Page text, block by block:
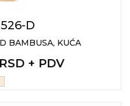
D
BAMBUSA, KUĆA
+ PDV